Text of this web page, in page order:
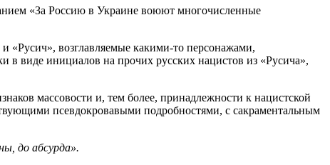
«За Россию в Украине воюют многочисленные
«Русич», возглавляемые какими-то персонажами,
виде инициалов на прочих русских нацистов из «Русича»,
массовости и, тем более, принадлежности к нацистской
псевдокровавыми подробностями, с сакраментальным
до абсурда».